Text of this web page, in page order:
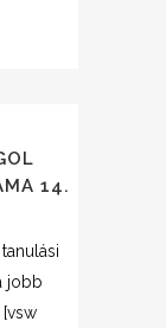
14.
jobb